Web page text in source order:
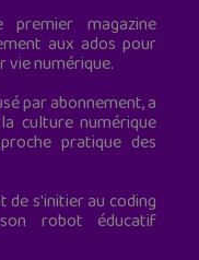
premier magazine
aux ados pour
vie numérique.
par abonnement, a
culture numérique
pratique des
de s'initier au coding
robot éducatif